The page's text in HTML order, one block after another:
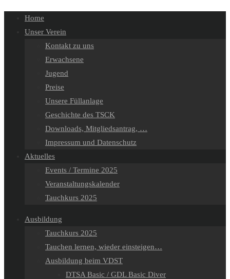
Home
Unser Verein
Kontakt zu uns
Erwachsene
Jugend
Preise
Unsere Füllanlage
Geschichte des TSCK
Downloads, Mitgliedsantrag, …
Impressum und Datenschutz
Aktuelles
Events / Termine 2025
Veranstaltungskalender
Tauchkurs 2025
Ausbildung
Tauchkurs 2025
Tauchen lernen, wieder einsteigen…
Ausbildung beim VDST
DTSA Basic / GDL Basic Diver